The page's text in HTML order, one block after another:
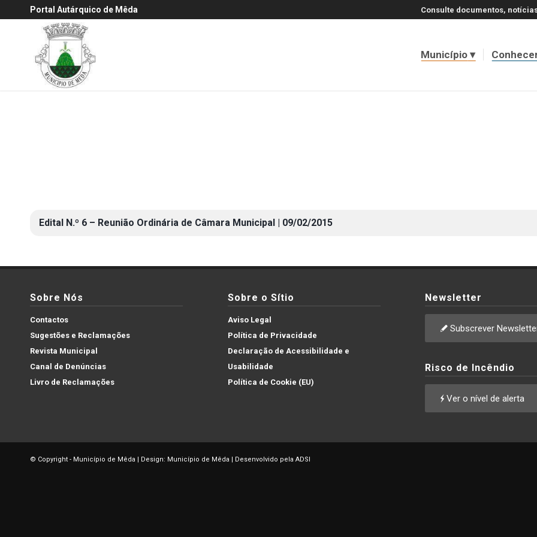
Portal Autárquico de Mêda Consulte documentos,
Município
Edital N.º 6 – Reunião Ordinária de Câmara Municipal | 09/02/2015
Sobre Nós
Contactos
Sugestões e Reclamações
Revista Municipal
Canal de Denúncias
Livro de Reclamações
Sobre o Sítio
Aviso Legal
Política de Privacidade
Declaração de Acessibilidade e
Usabilidade
Política de Cookie (EU)
Newsletter
Subscrever
Risco de Incêndio
Ver o nível de alerta
© Copyright - Município de Mêda | Design: Município de Mêda | Desenvolvido pela ADSI